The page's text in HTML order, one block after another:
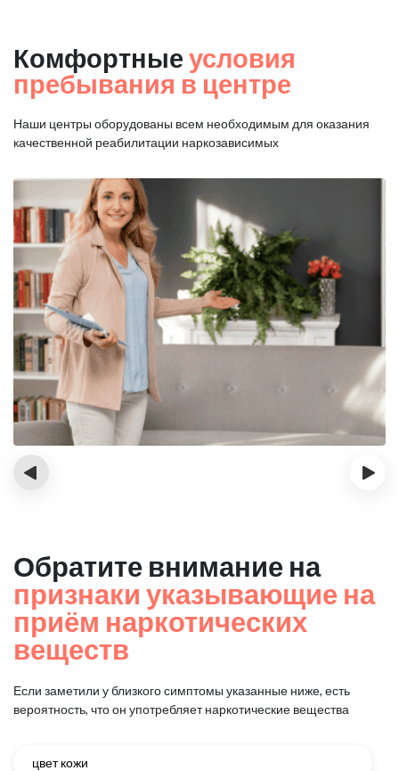
Комфортные условия
пребывания в центре
Наши центры оборудованы всем необходимым для оказания
качественной реабилитации наркозависимых
‹ ›
Обратите внимание на
признаки указывающие на
приём наркотических
веществ
Если заметили у близкого симптомы указанные ниже, есть
вероятность, что он употребляет наркотические вещества
цвет кожи